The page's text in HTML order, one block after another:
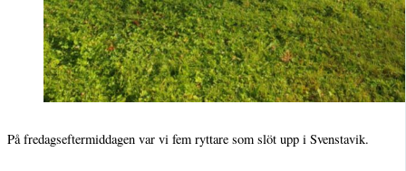
På fredagseftermiddagen var vi fem ryttare som slöt upp i Svenstavik.